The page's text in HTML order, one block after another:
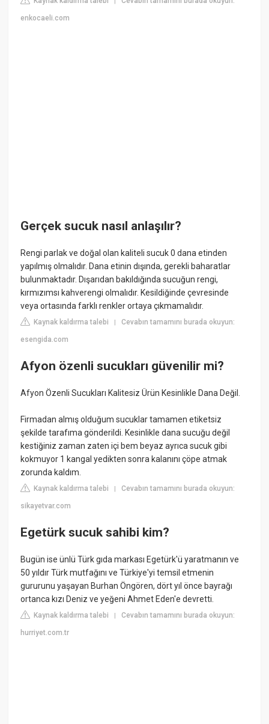
enkocaeli.com
Gerçek sucuk nasıl anlaşılır?
Rengi parlak ve doğal olan kaliteli sucuk 0 dana etinden
yapılmış olmalıdır. Dana etinin dışında, gerekli baharatlar
bulunmaktadır. Dışarıdan bakıldığında sucuğun rengi,
kırmızımsı kahverengi olmalıdır. Kesildiğinde çevresinde
veya ortasında farklı renkler ortaya çıkmamalıdır.
Kaynak kaldırma talebi |Cevabın tamamını burada okuyun:
esengida.com
Afyon özenli sucukları güvenilir mi?
Afyon Özenli Sucukları Kalitesiz Ürün Kesinlikle Dana Değil.
Firmadan almış olduğum sucuklar tamamen etiketsiz
şekilde tarafıma gönderildi. Kesinlikle dana sucuğu değil
kestiğiniz zaman zaten içi bem beyaz ayrıca sucuk gibi
kokmuyor 1 kangal yedikten sonra kalanını çöpe atmak
zorunda kaldım.
Kaynak kaldırma talebi |Cevabın tamamını burada okuyun:
sikayetvar.com
Egetürk sucuk sahibi kim?
Bugün ise ünlü Türk gıda markası Egetürk'ü yaratmanın ve
50 yıldır Türk mutfağını ve Türkiye'yi temsil etmenin
gururunu yaşayan Burhan Öngören, dört yıl önce bayrağı
ortanca kızı Deniz ve yeğeni Ahmet Eden'e devretti.
Kaynak kaldırma talebi |Cevabın tamamını burada okuyun:
hurriyet.com.tr